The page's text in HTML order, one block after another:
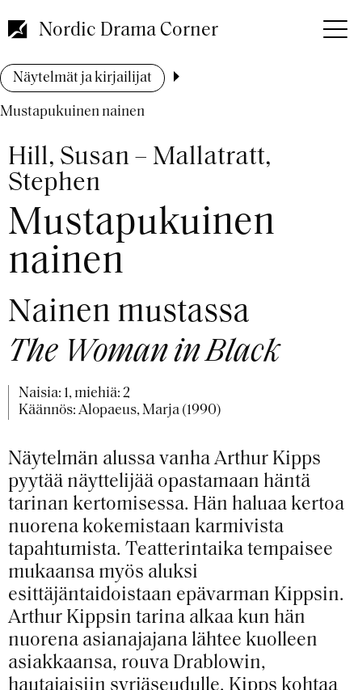
pääsisältöön
Nordic Drama Corner
Murupolku
Näytelmät ja kirjailijat
Mustapukuinen nainen
Hill, Susan – Mallatratt,
Stephen
Mustapukuinen
nainen
Nainen mustassa
The Woman in Black
Naisia: 1, miehiä: 2
Käännös: Alopaeus, Marja (1990)
Näytelmän alussa vanha Arthur Kipps
pyytää näyttelijää opastamaan häntä
tarinan kertomisessa. Hän haluaa kertoa
nuorena kokemistaan karmivista
tapahtumista. Teatterintaika tempaisee
mukaansa myös aluksi
esittäjäntaidoistaan epävarman Kippsin.
Arthur Kippsin tarina alkaa kun hän
nuorena asianajajana lähtee kuolleen
asiakkaansa, rouva Drablowin,
hautajaisiin syrjäseudulle. Kipps kohtaa